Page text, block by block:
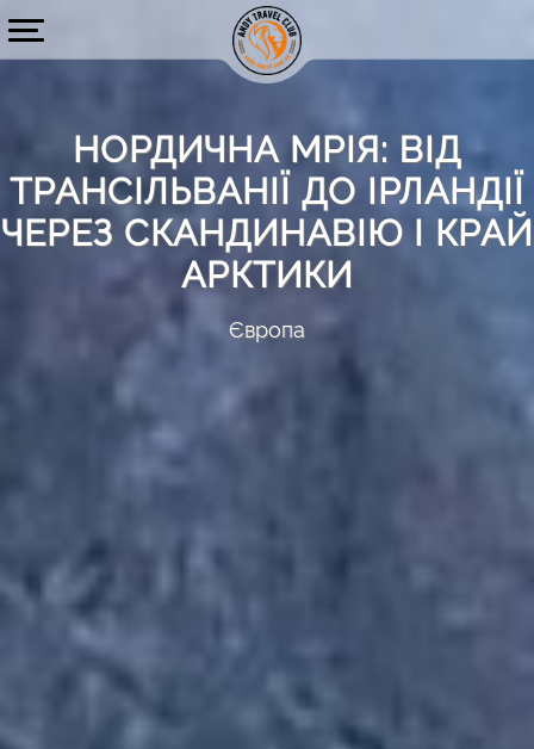
НОРДИЧНА МРІЯ: ВІД
ТРАНСІЛЬВАНІЇ ДО ІРЛАНДІЇ
ЧЕРЕЗ СКАНДИНАВІЮ І КРАЙ
АРКТИКИ
Європа